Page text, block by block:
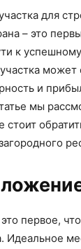
для
– это
к
может
и
мы
стоит
первое,
Идеальное